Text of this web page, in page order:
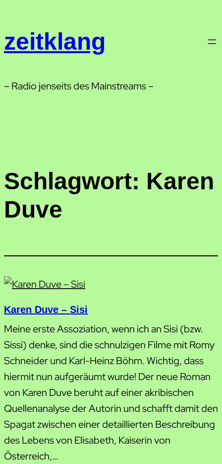
springen
zeitklang
– Radio jenseits des Mainstreams –
Schlagwort: Karen
Duve
Karen Duve – Sisi
Meine erste Assoziation, wenn ich an Sisi (bzw.
Sissi) denke, sind die schnulzigen Filme mit Romy
Schneider und Karl-Heinz Böhm. Wichtig, dass
hiermit nun aufgeräumt wurde! Der neue Roman
von Karen Duve beruht auf einer akribischen
Quellenanalyse der Autorin und schafft damit den
Spagat zwischen einer detaillierten Beschreibung
des Lebens von Elisabeth, Kaiserin von
Österreich,…